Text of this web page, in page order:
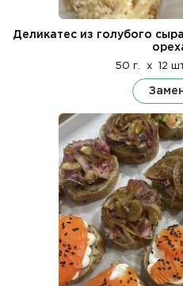
Деликатес из голубого
50 г. x 12